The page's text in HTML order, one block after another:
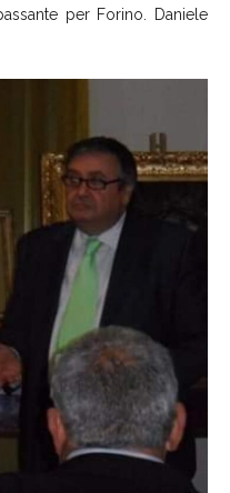
per Forino. Daniele